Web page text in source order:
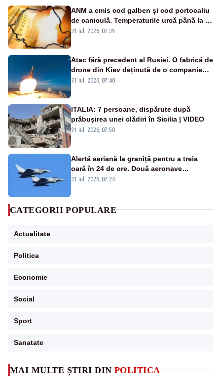
MAI MULTE ȘTIRI DIN POLITICA
ANM a emis cod galben și cod portocaliu
de caniculă. Temperaturile urcă până la 38
de grade, iar nopțile devin tropicale
31 iul. 2026, 07:39
Atac fără precedent al Rusiei. O fabrică de
drone din Kiev deținută de o companie
americană, distrusă de o rachetă
31 iul. 2026, 07:40
ITALIA: 7 persoane, dispărute după
prăbușirea unei clădiri în Sicilia | VIDEO
31 iul. 2026, 07:50
Alertă aeriană la graniță pentru a treia
oară în 24 de ore. Două aeronave
Eurofighter britanice au fost ridicate de la
31 iul. 2026, 07:24
CATEGORII POPULARE
Actualitate
Politica
Economie
Social
Sport
Sanatate